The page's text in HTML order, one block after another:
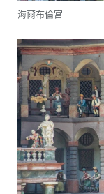
海爾布倫宮